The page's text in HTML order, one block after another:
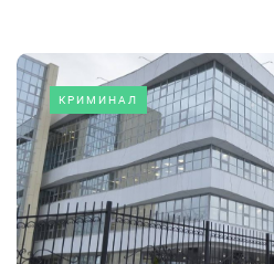
КРИМИНАЛ